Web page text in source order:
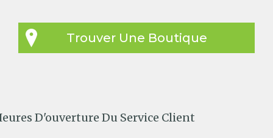
Trouver Une Boutique
D'ouverture Du Service Client